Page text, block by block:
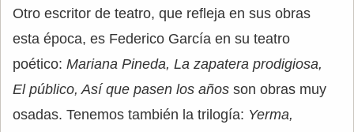
Otro escritor de teatro, que refleja en sus obras
esta época, es Federico García en su teatro
poético: Mariana Pineda, La zapatera prodigiosa,
El público, Así que pasen los años son obras muy
osadas. Tenemos también la trilogía: Yerma,